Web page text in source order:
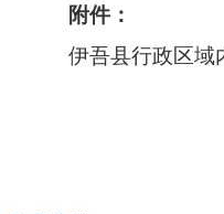
附件：
伊吾县行政区域